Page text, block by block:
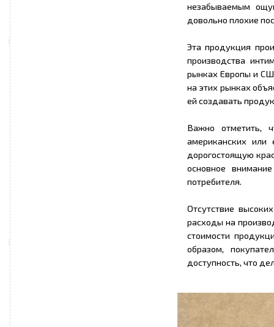
незабываемым
довольно плохие
Эта продукция
производства
рынках Европы и
на этих рынках
ей создавать
Важно отметить,
американских или
дорогостоящую
основное
потребителя.
Отсутствие
расходы на
стоимости
образом,
доступность, что